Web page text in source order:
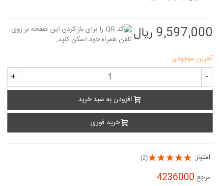
9,597,000 ریال
آخرین موجودی
-
+
افزودن به سبد خرید
خرید فوری
امتیاز: (2)
مرجع:4236000